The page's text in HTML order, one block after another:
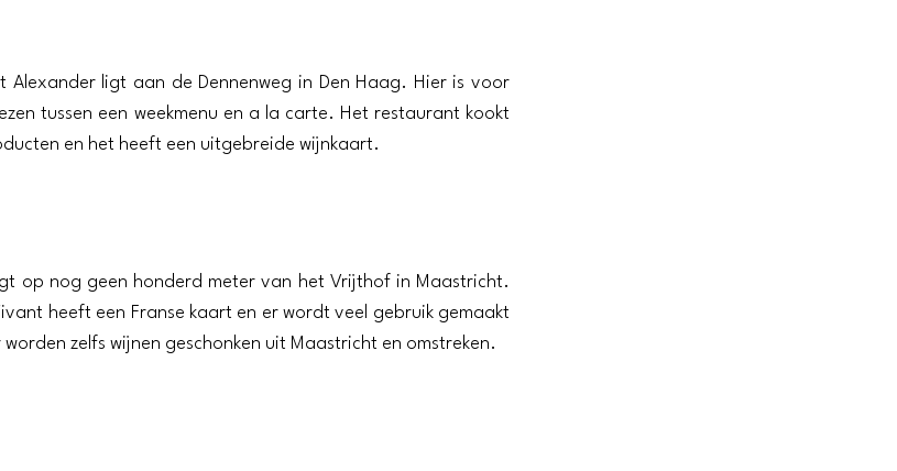
Alexander ligt aan de Dennenweg in Den Haag. Hier is voor
tussen een weekmenu en a la carte. Het restaurant kookt
en het heeft een uitgebreide wijnkaart.
op nog geen honderd meter van het Vrijthof in Maastricht.
heeft een Franse kaart en er wordt veel gebruik gemaakt
zelfs wijnen geschonken uit Maastricht en omstreken.